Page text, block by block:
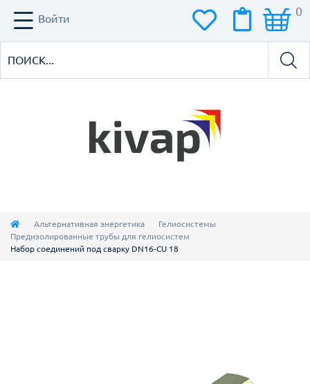
Войти
0
Альтернативная энергетика
Гелиосистемы
Предизолированные трубы для гелиосистем
Набор соединений под сварку DN16-СU 18